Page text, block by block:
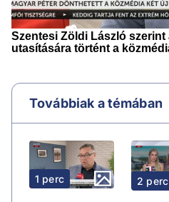
Továbbiak a témában
1 perc 2 perc